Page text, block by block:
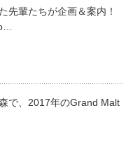
先輩たちが企画＆案内！
で、2017年のGrand Malt